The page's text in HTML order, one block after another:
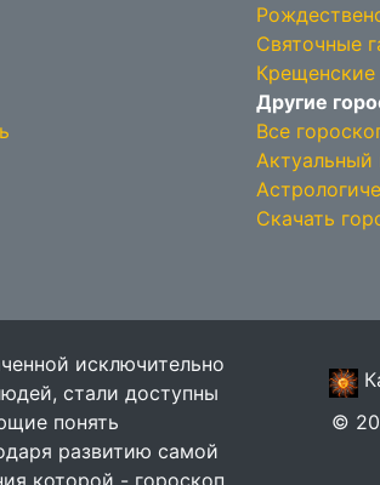
Святочные
Крещенские
Другие
Все
Актуальный
Скачать
исключительно
стали доступны
понять
развитию самой
которой - гороскоп.
©